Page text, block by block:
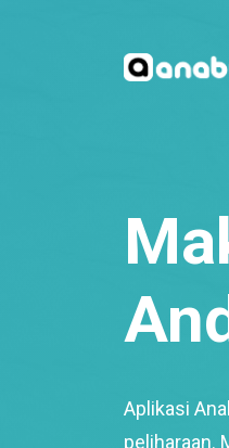
Aplikasi
peliharaan.